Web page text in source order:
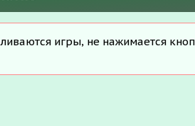
игры, не нажимается